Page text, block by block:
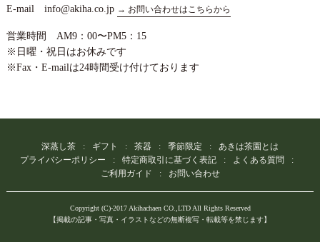
E-mail info@akiha.co.jp → お問い合わせはこちらから
営業時間 AM9：00〜PM5：15
※日曜・祝日はお休みです
※Fax・E-mailは24時間受け付けております
深蒸し茶 ギフト 茶器 季節限定
あきは茶園とは
プライバシーポリシー
特定商取引に基づく表記
よくある質問
ご利用ガイド
お問い合わせ
Copyright (C)-2017 Akihachaen CO.,LTD All Rights Reserved
【掲載の記事・写真・イラストなどの無断複写・転載等を禁じます】